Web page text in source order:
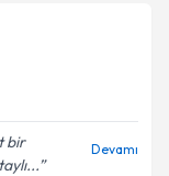
bir
Devamı